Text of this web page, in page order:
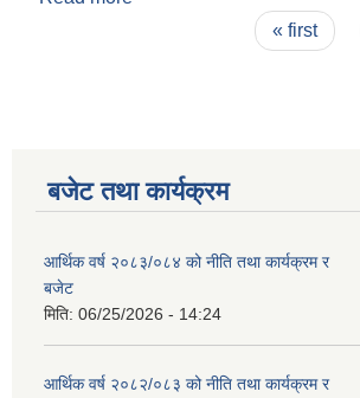
« first
बजेट तथा कार्यक्रम
आर्थिक वर्ष २०८३/०८४ को नीति तथा कार्यक्रम र
बजेट
मिति: 06/25/2026 - 14:24
आर्थिक वर्ष २०८२/०८३ को नीति तथा कार्यक्रम र